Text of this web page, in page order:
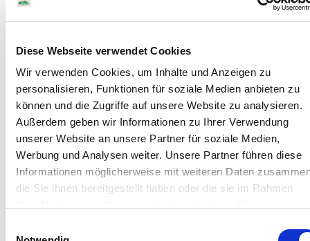
Diese Webseite verwendet Cookies
Wir verwenden Cookies, um Inhalte und Anzeigen zu
personalisieren, Funktionen für soziale Medien anbieten zu
können und die Zugriffe auf unsere Website zu analysieren.
Außerdem geben wir Informationen zu Ihrer Verwendung
unserer Website an unsere Partner für soziale Medien,
Werbung und Analysen weiter. Unsere Partner führen diese
Informationen möglicherweise mit weiteren Daten
die Sie ihnen bereitgestellt haben oder die sie im Rahmen
weiterhin nutzen.